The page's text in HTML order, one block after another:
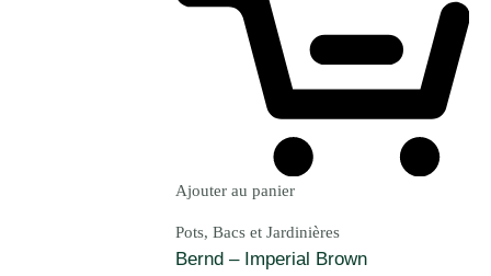
Ajouter au panier
Pots, Bacs et Jardinières
Bernd – Imperial Brown